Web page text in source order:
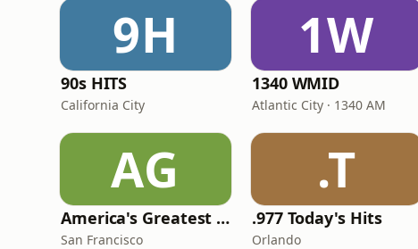
9H
90s HITS
California City
1W
1340 WMID
Atlantic City · 1340 AM
AG
America's Greatest 70s Hits
San Francisco
.T
.977 Today's Hits
Orlando